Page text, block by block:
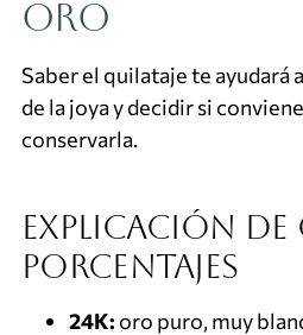
oro
Saber el quilataje te ayudará
de la joya y decidir si
conservarla.
Explicación de
porcentajes
24K: oro puro, muy